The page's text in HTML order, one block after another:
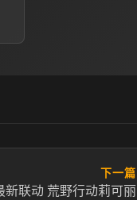
下一篇
新联动 荒野行动莉可丽